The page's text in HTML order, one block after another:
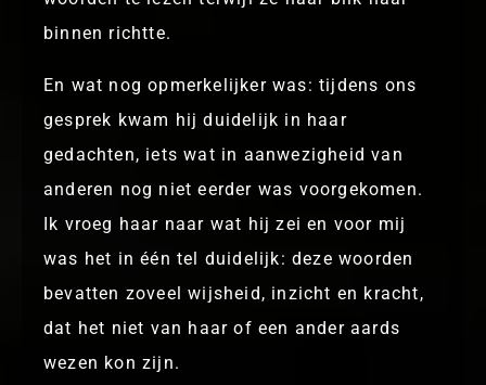
binnen richtte.
En wat nog opmerkelijker was: tijdens ons
gesprek kwam hij duidelijk in haar
gedachten, iets wat in aanwezigheid van
anderen nog niet eerder was voorgekomen.
Ik vroeg haar naar wat hij zei en voor mij
was het in één tel duidelijk: deze woorden
bevatten zoveel wijsheid, inzicht en kracht,
dat het niet van haar of een ander aards
wezen kon zijn.